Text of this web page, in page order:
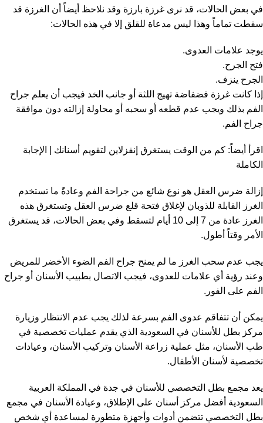
في بعض الحالات، قد نرى غرزة بارزة وقد نلاحظ أيضاً أن الغرزة قد
سقطت تماماً وهذا ليس مدعاة للقلق إلا في هذه الحالات:
يوجد علامات العدوى.
فتح الجرح.
الجرح ينزف.
إذا كانت غرزة فضفاضة تهيج اللثة أو جانب الخد فيجب أن يعلم جراح
الفم بذلك ويجب عدم قطعه أو سحبه أو محاولة إزالته دون موافقة
جراح الفم.
اقرأ أيضاً: كم من الوقت يستغرق إنفزلاين لتقويم أسنانك | الإجابة
الكاملة
إزالة ضرس العقل هو نوع شائع من جراحة الفم وعادةً ما تستخدم
الغرز القابلة للذوبان لإغلاق فتحة قلع ضرس العقل وتستغرق هذه
الغرز عادة من 7 إلى 10 أيام لتسقط وفي بعض الحالات، قد يستغرق
الأمر وقتاً أطول.
يجب عدم سحب الغرز ما لم يمنح جراح الفم الضوء الأخضر للمريض
وعند رؤية أي علامات للعدوى، فيجب الاتصال بطبيب الأسنان أو جراح
الفم على الفور.
يمكن أن تتفاقم عدوى الفم بسرعة لذلك يجب عدم الانتظار وزيارة
مركز بطل للأسنان في السعودية الذي يقدم عمليات تخصصية في
طب الأسنان، مثل عملية زراعة الأسنان وتركيب الأسنان، وعيادات
تخصصية لأسنان الأطفال.
يعد مجمع بطل التخصصي للأسنان في جدة في المملكة العربية
السعودية أفضل مركز أسنان على الإطلاق، وعيادة الأسنان في مجمع
بطل التخصصي تتضمن أدوات وأجهزة متطورة لمساعدة أي شخص